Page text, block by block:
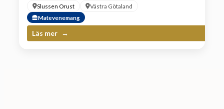
Slussen Orust
Västra Götaland
Matevenemang
Läs mer